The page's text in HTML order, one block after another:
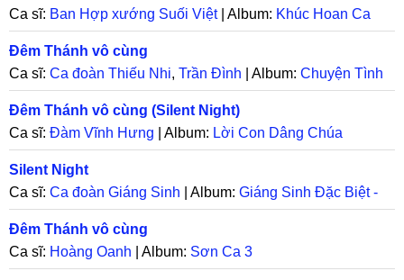
Ca sĩ: Ban Hợp xướng Suối Việt| Album: Khúc Hoan Ca
Đời Con
Đêm Thánh vô cùng
Ca sĩ: Ca đoàn Thiếu Nhi, Trần Đình | Album: Chuyện Tình
Một Đêm Đông Băng Giá
Đêm Thánh vô cùng (Silent Night)
Ca sĩ: Đàm Vĩnh Hưng | Album: Lời Con Dâng Chúa
Silent Night
Ca sĩ: Ca đoàn Giáng Sinh | Album: Giáng Sinh Đặc Biệt -
CD Thế Hệ Trẻ
Đêm Thánh vô cùng
Ca sĩ: Hoàng Oanh | Album: Sơn Ca 3